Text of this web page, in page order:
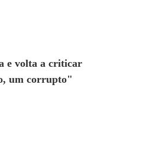
e volta a criticar
um corrupto"